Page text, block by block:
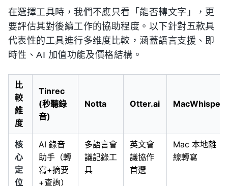
在選擇工具時，我們不應只看「能否轉文字」，更
要評估其對後續工作的協助程度。以下針對五款具
代表性的工具進行多维度比較，涵蓋語言支援、即
時性、AI 加值功能及價格結構。
比
較
維
度
Tinrec
(秒聽錄
音)
Notta Otter.ai MacWhisper
核
心
定
位
AI 錄音
助手（轉
寫+摘要
+查詢）
多語言會
議記錄工
具
英文會
議協作
首選
Mac 本地離
線轉寫